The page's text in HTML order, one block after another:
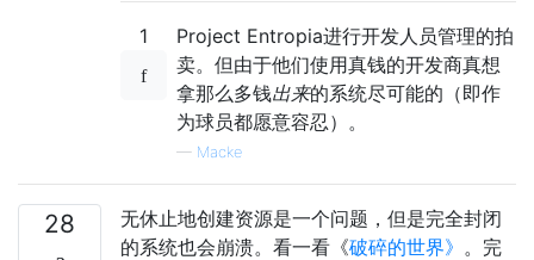
1
Project Entropia进行开发人员管理的拍
卖。但由于他们使用真钱的开发商真想
拿那么多钱出来的系统尽可能的（即作
为球员都愿意容忍）。
— Macke
28
无休止地创建资源是一个问题，但是完全封闭
的系统也会崩溃。看一看《破碎的世界》 。完